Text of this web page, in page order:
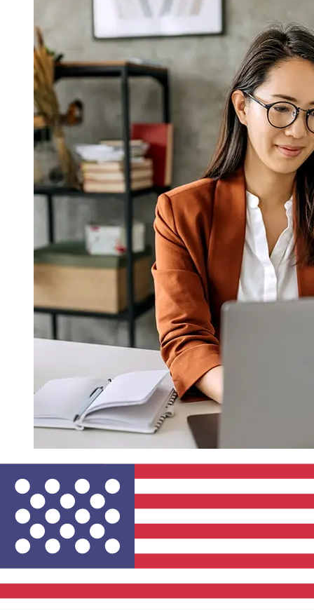
¿Qué tan rápido es un Ahli Bank
Oman OMR para USD transferencia?
Los tiempos de entrega para transferencias
internacionales con Ahli Bank Oman de Omán a Estados
Unidos varían según el método de pago y el momento
de la transacción. Normalmente, las transferencias
bancarias internacionales tardan entre 1 y 5 días
laborables. Factores como los festivos bancarios y los